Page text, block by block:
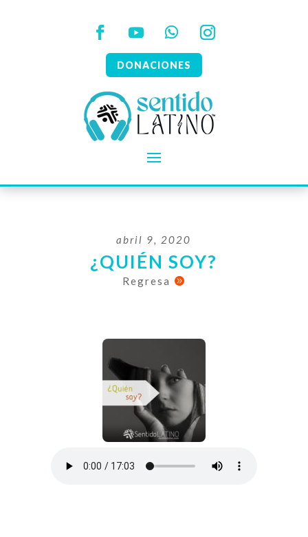
DONACIONES
abril 9, 2020
¿QUIÉN SOY?
Regresa 